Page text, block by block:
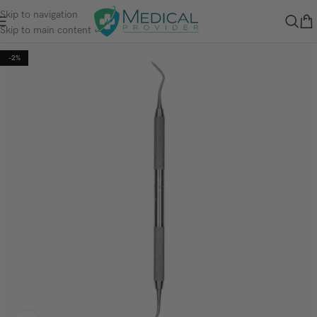
Skip to navigation
Skip to main content
-2%